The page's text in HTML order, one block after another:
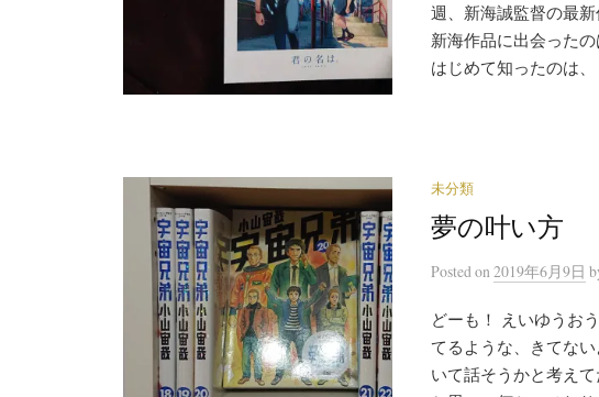
週、新海誠監督の最
新海作品に出会った
はじめて知ったのは
未分類
夢の叶い方
Postedon 2019年6月9日
どーも！ えいゆうお
てるような、きてな
いて話そうかと考え